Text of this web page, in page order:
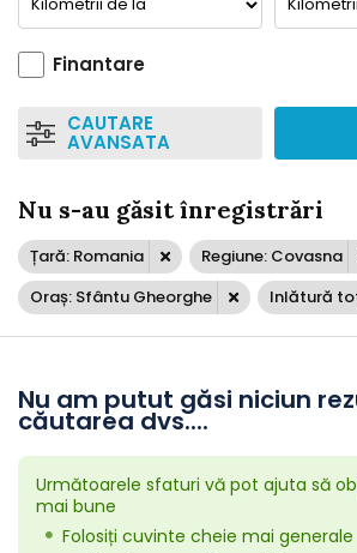
Finantare
CAUTARE
AVANSATA
Nu s-au găsit înregistrări
Țară: Romania
Regiune: Covasna
Oraș: Sfântu Gheorghe
Inlătură
Nu am putut găsi niciun
căutarea dvs....
Următoarele sfaturi vă pot ajuta să
mai bune
Folosiți cuvinte cheie mai generale